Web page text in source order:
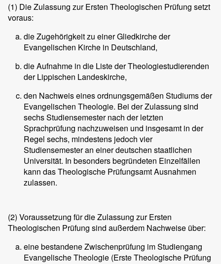
(1) Die Zulassung zur Ersten Theologischen Prüfung setzt
voraus:
die Zugehörigkeit zu einer Gliedkirche der
Evangelischen Kirche in Deutschland,
die Aufnahme in die Liste der Theologiestudierenden
der Lippischen Landeskirche,
den Nachweis eines ordnungsgemäßen Studiums der
Evangelischen Theologie. Bei der Zulassung sind
sechs Studiensemester nach der letzten
Sprachprüfung nachzuweisen und insgesamt in der
Regel sechs, mindestens jedoch vier
Studiensemester an einer deutschen staatlichen
Universität. In besonders begründeten Einzelfällen
kann das Theologische Prüfungsamt Ausnahmen
zulassen.
(2) Voraussetzung für die Zulassung zur Ersten
Theologischen Prüfung sind außerdem Nachweise über:
eine bestandene Zwischenprüfung im Studiengang
Evangelische Theologie (Erste Theologische Prüfung